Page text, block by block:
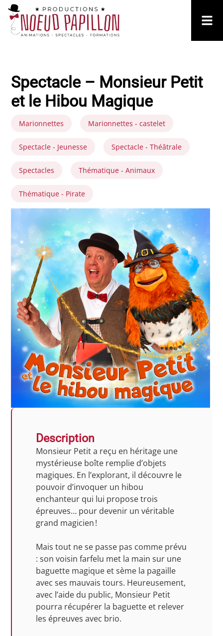
Spectacle – Monsieur Petit
et le Hibou Magique
Marionnettes Marionnettes - castelet
Spectacle - Jeunesse Spectacle - Théâtrale
Spectacles Thématique - Animaux
Thématique - Pirate
Description
Monsieur Petit a reçu en héritage une
mystérieuse boîte remplie d’objets
magiques. En l’explorant, il découvre le
pouvoir d’invoquer un hibou
enchanteur qui lui propose trois
épreuves… pour devenir un véritable
grand magicien !
Mais tout ne se passe pas comme prévu
: son voisin farfelu met la main sur une
baguette magique et sème la pagaille
avec ses mauvais tours. Heureusement,
avec l’aide du public, Monsieur Petit
pourra récupérer la baguette et relever
les épreuves avec brio.